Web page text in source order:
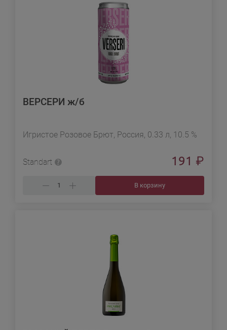
ВЕРСЕРИ ж/б
Игристое Розовое Брют, Россия, 0.33 л, 10.5 %
Standart 191 ₽
В корзину